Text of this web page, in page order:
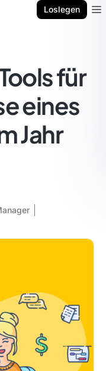
Loslegen
für
eines
Jahr